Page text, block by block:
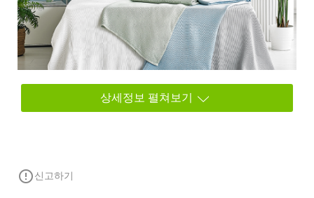
상세정보 펼쳐보기
error_outline신고하기